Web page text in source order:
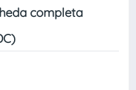
completa